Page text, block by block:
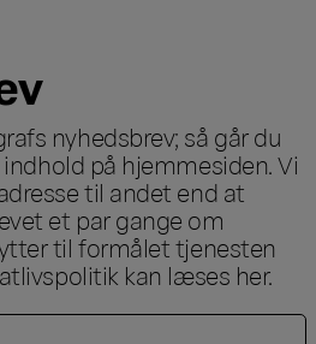
nyhedsbrev; så går du
på hjemmesiden. Vi
til andet end at
et par gange om
til formålet tjenesten
kan læses her.